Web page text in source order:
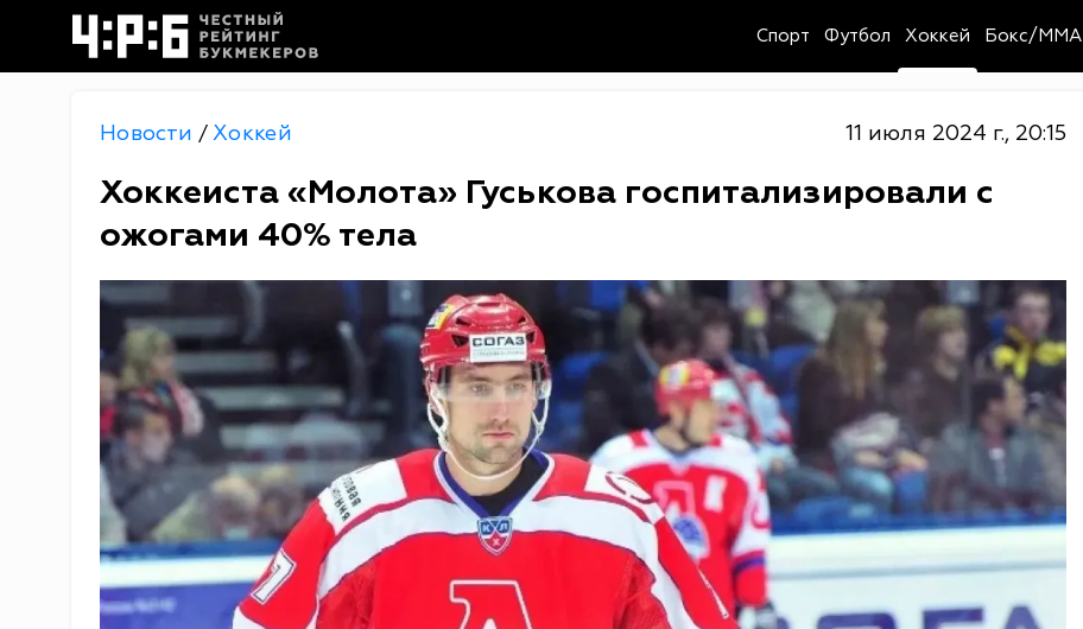
Спорт Футбол Хоккей Бокс/MMA
Новости / Хоккей 11 июля 2024 г., 20:15
Хоккеиста «Молота» Гуськова госпитализировали с
ожогами 40% тела